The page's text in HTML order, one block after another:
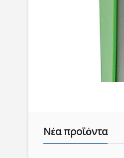
Νέα προϊόντα